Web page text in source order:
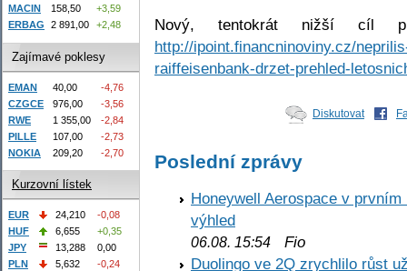
Nový, tentokrát nižší cíl
http://ipoint.financninoviny.cz/
raiffeisenbank-drzet-prehled-
Diskutovat
Poslední zprávy
Honeywell Aerospace v
výhled
06.08. 15:54 Fio
Duolingo ve 2Q zrychlilo růst
MACIN
158,50
+3,59
ERBAG
2 891,00 +2,48
Zajímavé poklesy
EMAN 40,00
-4,76
CZGCE
976,00
-3,56
RWE
1 355,00
-2,84
PILLE
107,00
-2,73
NOKIA
209,20 -2,70
Kurzovní lístek
EUR 24,210
-0,08
HUF
6,655
+0,35
JPY
13,288
0,00
PLN
5,632
-0,24